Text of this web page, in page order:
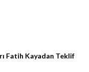
Fatih Kayadan Teklif